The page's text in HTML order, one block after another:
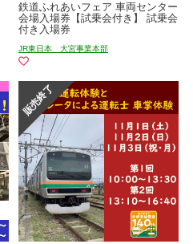
鉄道ふれあいフェア 車両センター
会場入場券【試乗会付き】 試乗会
付き入場券
JR東日本 大宮事業本部